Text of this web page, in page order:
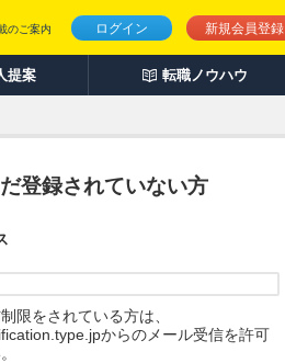
ログイン 新規会員登録
のご案内
提案 転職ノウハウ
登録されていない方
限をされている方は、
からのメール受信を許可